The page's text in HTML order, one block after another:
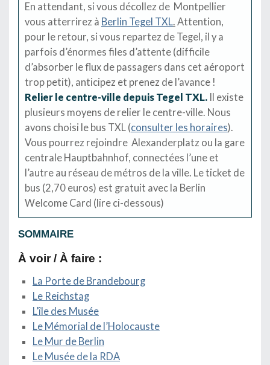
En attendant, si vous décollez de Montpellier
vous atterrirez à Berlin Tegel TXL. Attention,
pour le retour, si vous repartez de Tegel, il y a
parfois d’énormes files d’attente (difficile
d’absorber le flux de passagers dans cet aéroport
trop petit), anticipez et prenez de l’avance !
Relier le centre-ville depuis Tegel TXL.
Il existe
plusieurs moyens de relier le centre-ville. Nous
avons choisi le bus TXL (consulter les horaires).
Vous pourrez rejoindre Alexanderplatz ou la gare
centrale Hauptbahnhof, connectées l’une et
l’autre au réseau de métros de la ville. Le ticket de
bus (2,70 euros) est gratuit avec la Berlin
Welcome Card (lire ci-dessous)
SOMMAIRE
À voir / À faire :
La Porte de Brandebourg
Le Reichstag
L’île des Musée
Le Mémorial de l’Holocauste
Le Mur de Berlin
Le Musée de la RDA